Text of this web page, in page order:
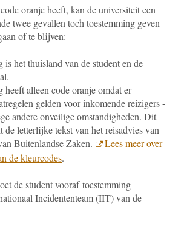
oranje heeft, kan de universiteit een
twee gevallen toch toestemming geven
of te blijven:
is het thuisland van de student en de
heeft alleen code oranje omdat er
gelden voor inkomende reizigers -
andere onveilige omstandigheden. Dit
letterlijke tekst van het reisadvies van
Buitenlandse Zaken.
Lees meer over
de kleurcodes.
de student vooraf toestemming
Incidententeam (IIT) van de